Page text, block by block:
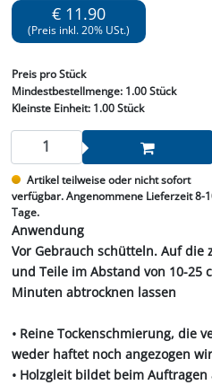
€ 11.90
(Preis inkl. 20% USt.)
Preis pro Stück
Mindestbestellmenge: 1.00 Stück
Kleinste Einheit:1.00 Stück
Artikel teilweise oder nicht sofort
verfügbar. Angenommene Lieferzeit 8-
Tage.
Anwendung
Vor Gebrauch schütteln. Auf die
und Teile im Abstand von 10-25
Minuten abtrocknen lassen
• Reine Tockenschmierung, die
weder haftet noch angezogen
• Holzgleit bildet beim